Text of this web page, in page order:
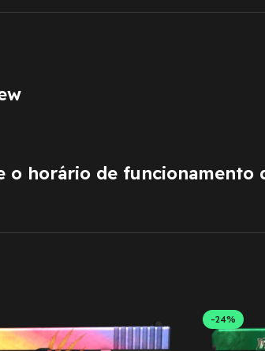
o horário de funcionamento
-24%